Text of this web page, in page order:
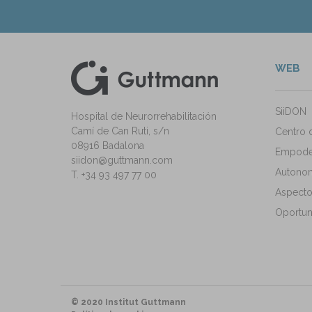
Hospital de Neurorrehabilitación
Camí de Can Ruti, s/n
08916 Badalona
siidon@guttmann.com
T. +34 93 497 77 00
WEB
SiiDON
Centro
© 2020 Institut Guttmann